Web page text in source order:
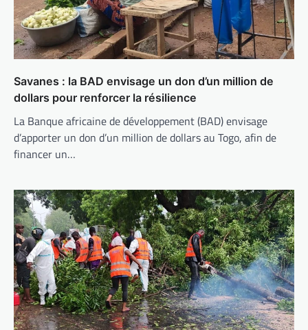
Savanes : la BAD envisage un don d’un million de
dollars pour renforcer la résilience
La Banque africaine de développement (BAD) envisage
d’apporter un don d’un million de dollars au Togo, afin de
financer un…